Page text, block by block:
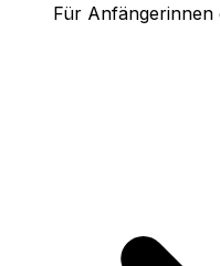
Für Anfängerinnen